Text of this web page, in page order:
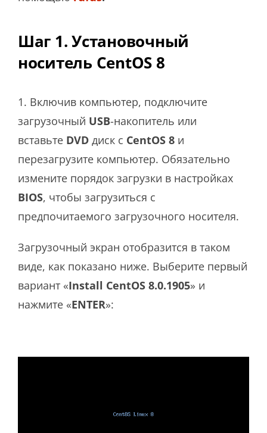
Шаг 1. Установочный
носитель CentOS 8
1. Включив компьютер, подключите
загрузочный USB-накопитель или
вставьте DVD диск с CentOS 8 и
перезагрузите компьютер. Обязательно
измените порядок загрузки в настройках
BIOS, чтобы загрузиться с
предпочитаемого загрузочного носителя.
Загрузочный экран отобразится в таком
виде, как показано ниже. Выберите первый
вариант «Install CentOS 8.0.1905» и
нажмите «ENTER»: